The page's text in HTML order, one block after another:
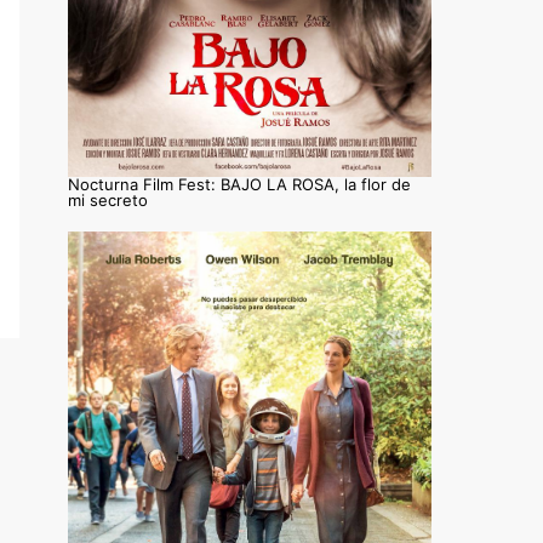
Nocturna Film Fest: BAJO LA ROSA, la flor de
mi secreto